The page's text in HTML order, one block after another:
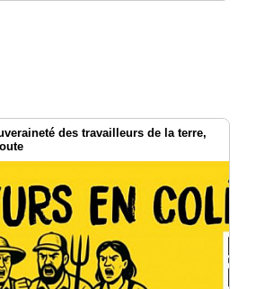
des travailleurs de la terre,